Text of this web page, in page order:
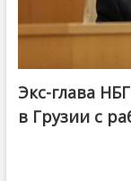
Экс-глава
в Грузии с